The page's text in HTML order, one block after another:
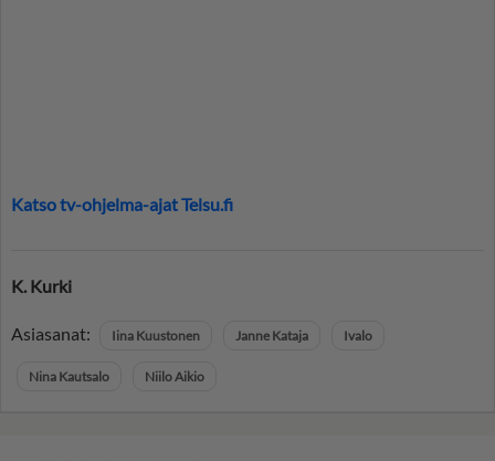
Katso tv-ohjelma-ajat Telsu.fi
K. Kurki
Asiasanat: Iina Kuustonen Janne Kataja Ivalo
Nina Kautsalo Niilo Aikio